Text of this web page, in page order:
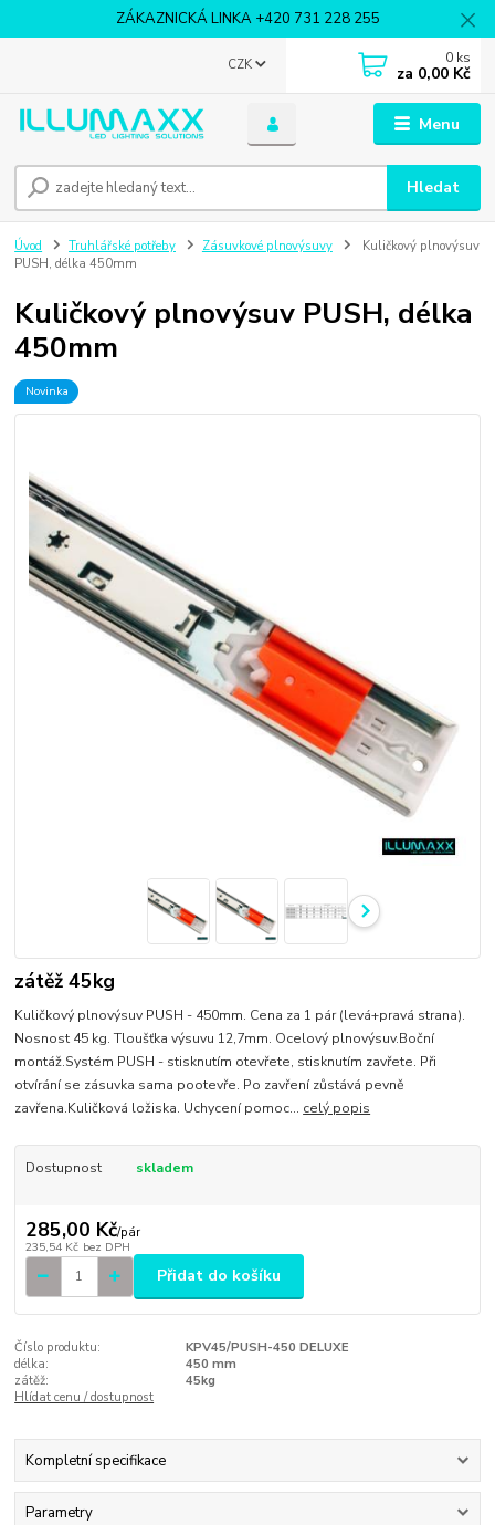
ZÁKAZNICKÁ LINKA +420 731 228 255
Menu
CZK
Hledat
0 ks
za 0,00 Kč
Úvod Truhlářské potřeby Zásuvkové plnovýsuvy
Kuličkový plnovýsuv
PUSH, délka 450mm
Kuličkový plnovýsuv PUSH, délka
450mm
Novinka
zátěž 45kg
Kuličkový plnovýsuv PUSH - 450mm. Cena za 1 pár (levá+pravá strana).
Nosnost 45 kg. Tloušťka výsuvu 12,7mm. Ocelový plnovýsuv.Boční
montáž.Systém PUSH - stisknutím otevřete, stisknutím zavřete. Při
otvírání se zásuvka sama pootevře. Po zavření zůstává pevně
zavřena.Kuličková ložiska. Uchycení pomoc... celý popis
Dostupnost skladem
285,00 Kč/pár
235,54 Kč bez DPH
Přidat do košíku
Číslo produktu:
KPV45/PUSH-450 DELUXE
délka:
450 mm
zátěž:
45kg
Hlídat cenu / dostupnost
Kompletní specifikace
Parametry